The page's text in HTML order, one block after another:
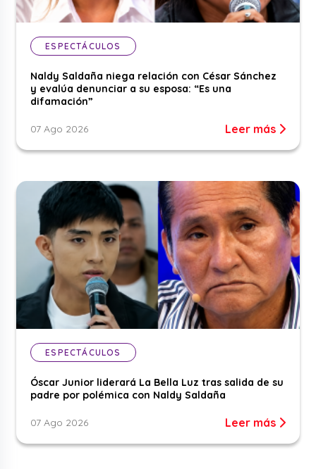
ESPECTÁCULOS
Naldy Saldaña niega relación con César Sánchez
y evalúa denunciar a su esposa: “Es una
difamación”
07 Ago 2026 Leer más
ESPECTÁCULOS
Óscar Junior liderará La Bella Luz tras salida de su
padre por polémica con Naldy Saldaña
07 Ago 2026 Leer más